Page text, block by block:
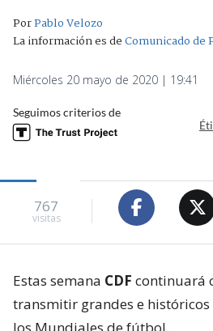
PorPablo Velozo
La información es deComunicado de
Miércoles 20 mayo de 2020 | 19:41
Seguimos criterios de
767
visitas
Estas semana CDF continuará
transmitir grandes e
los Mundiales de fútbol.